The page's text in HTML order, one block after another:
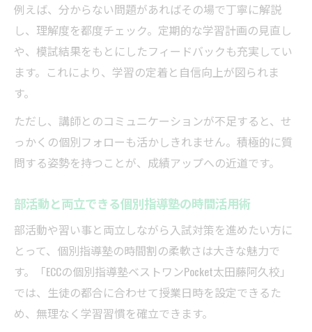
例えば、分からない問題があればその場で丁寧に解説
し、理解度を都度チェック。定期的な学習計画の見直し
や、模試結果をもとにしたフィードバックも充実してい
ます。これにより、学習の定着と自信向上が図られま
す。
ただし、講師とのコミュニケーションが不足すると、せ
っかくの個別フォローも活かしきれません。積極的に質
問する姿勢を持つことが、成績アップへの近道です。
部活動と両立できる個別指導塾の時間活用術
部活動や習い事と両立しながら入試対策を進めたい方に
とって、個別指導塾の時間割の柔軟さは大きな魅力で
す。「ECCの個別指導塾ベストワンPocket太田藤阿久校」
では、生徒の都合に合わせて授業日時を設定できるた
め、無理なく学習習慣を確立できます。